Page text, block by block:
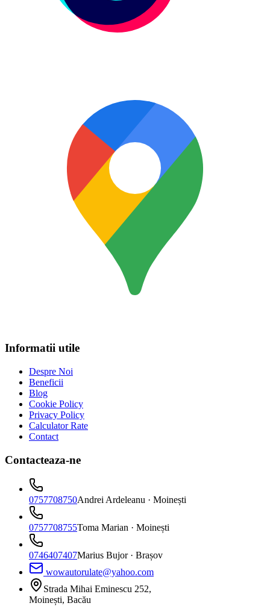
Informatii utile
Despre Noi
Beneficii
Blog
Cookie Policy
Privacy Policy
Calculator Rate
Contact
Contacteaza-ne
0757708750Andrei Ardeleanu · Moinești
0757708755Toma Marian · Moinești
0746407407Marius Bujor · Brașov
wowautorulate@yahoo.com
Strada Mihai Eminescu 252,
Moinești, Bacău